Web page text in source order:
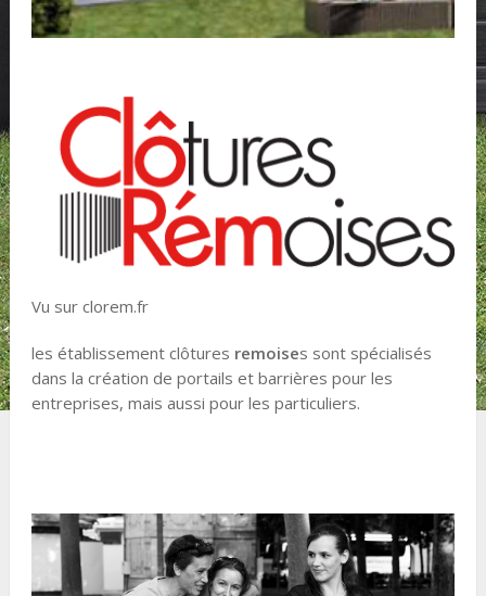
Vu sur clorem.fr
les établissement clôtures remoises sont spécialisés
dans la création de portails et barrières pour les
entreprises, mais aussi pour les particuliers.